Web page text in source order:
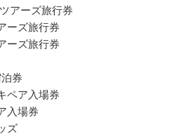
アーズ旅行券
ーズ旅行券
ーズ旅行券
券
ペア入場券
入場券
ズ